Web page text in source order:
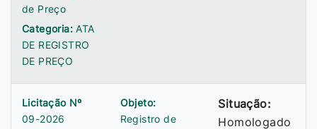
de Preço
Categoria:ATA
DE REGISTRO
DE PREÇO
Licitação Nº
09-2026
Objeto:
Registro de
Situação:
Homologado